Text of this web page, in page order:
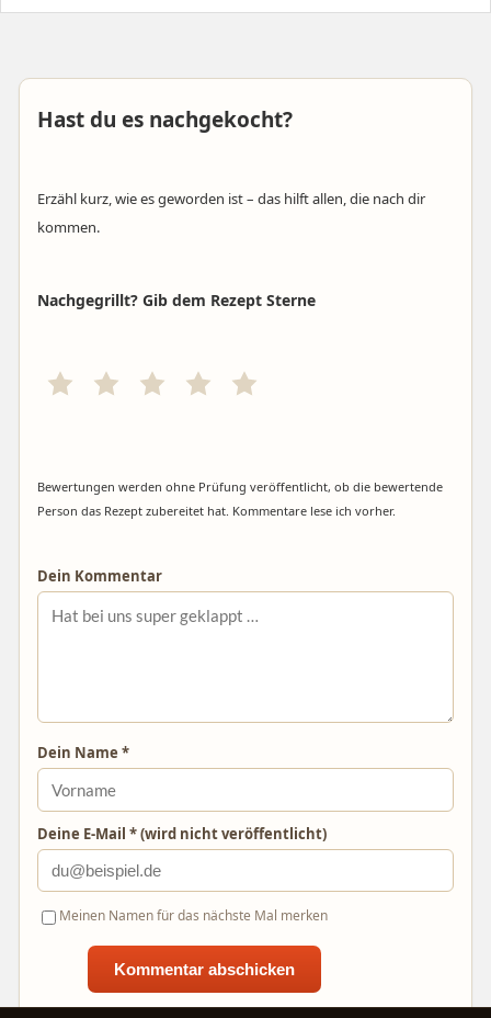
Hast du es nachgekocht?
Erzähl kurz, wie es geworden ist – das hilft allen, die nach dir
kommen.
Nachgegrillt? Gib dem Rezept Sterne
Bewertungen werden ohne Prüfung veröffentlicht, ob die bewertende
Person das Rezept zubereitet hat. Kommentare lese ich vorher.
Dein Kommentar
Dein Name *
Deine E-Mail * (wird nicht veröffentlicht)
Meinen Namen für das nächste Mal merken